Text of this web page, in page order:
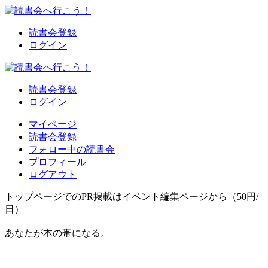
読書会登録
ログイン
読書会登録
ログイン
マイページ
読書会登録
フォロー中の読書会
プロフィール
ログアウト
トップページでのPR掲載はイベント編集ページから（50円/
日）
あなたが本の帯になる。